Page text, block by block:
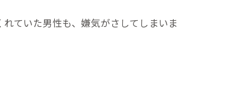
ていた男性も、嫌気がさしてしまいま